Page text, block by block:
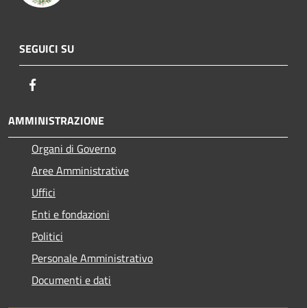
SEGUICI SU
AMMINISTRAZIONE
Organi di Governo
Aree Amministrative
Uffici
Enti e fondazioni
Politici
Personale Amministrativo
Documenti e dati